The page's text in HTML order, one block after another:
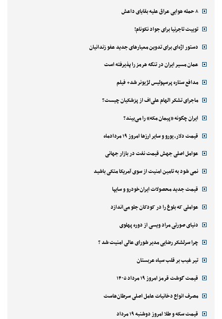
۸ حمله هوایی عراق علیه بقایای داعش
توییت تاجرنیا برای جواد نکونام!
دستور اژه‌ای برای تدوین معیارهای جدید عفو زندانیان
عمان مسیر ایران در تنگه هرمز را پذیرفته است
مدافع ستاره پرسپولیس لژیونر شد+ فیلم
ماجرای تشکر الهام علی‌اف از پزشکیان چیست؟
ایران چگونه «پیمان مکه» را می‌بیند؟
قیمت دلار، یورو و سایر ارزها امروز ۱۹ مردادماه
عوامل اصلی جهش قیمت نفت در بازار جهانی
نمی شود به تامین امنیت از سوی آمریکا متکی باشید
قیمت جدید محصولات ایران‌خودرو و سایپا
عواملی که بلوغ را در کودکان جلو می‌اندازد
دنیای صورتی مراد ویسی از دوره پهلوی
چرا سرلشکر رضایی مدیر شورای عالی امنیت شد ؟
تیر غیب بر قلب سیاه عربستان
قیمت گوشت قرمز امروز ۱۹ مرداد ۱۴۰۵
مصرف انواع دخانیات عامل اصلی سرطان‌هاست
قیمت سکه و طلا امروز دوشنبه ۱۹ مرداد